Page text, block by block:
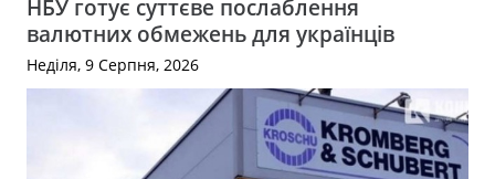
НБУ готує суттєве послаблення
валютних обмежень для українців
Неділя, 9 Серпня, 2026